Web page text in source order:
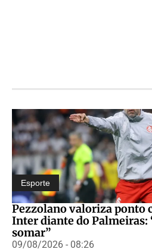
Esporte
Pezzolano valoriza ponto
Inter diante do Palmeiras:
somar”
09/08/2026 - 08:26